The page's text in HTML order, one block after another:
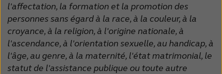
عربي 日本
l'affectation, la formation et la promotion des
personnes sans égard à la race, à la couleur, à la
croyance, à la religion, à l'origine nationale, à
l'ascendance, à l'orientation sexuelle, au handicap, à
l'âge, au genre, à la maternité, l'état matrimonial, le
statut de l'assistance publique ou toute autre